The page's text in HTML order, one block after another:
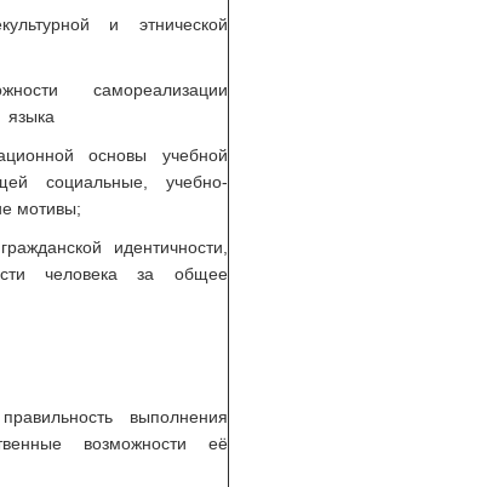
и этнической
самореализации
языка
основы учебной
социальные, учебно-
мотивы;
идентичности,
человека за общее
выполнения
возможности её